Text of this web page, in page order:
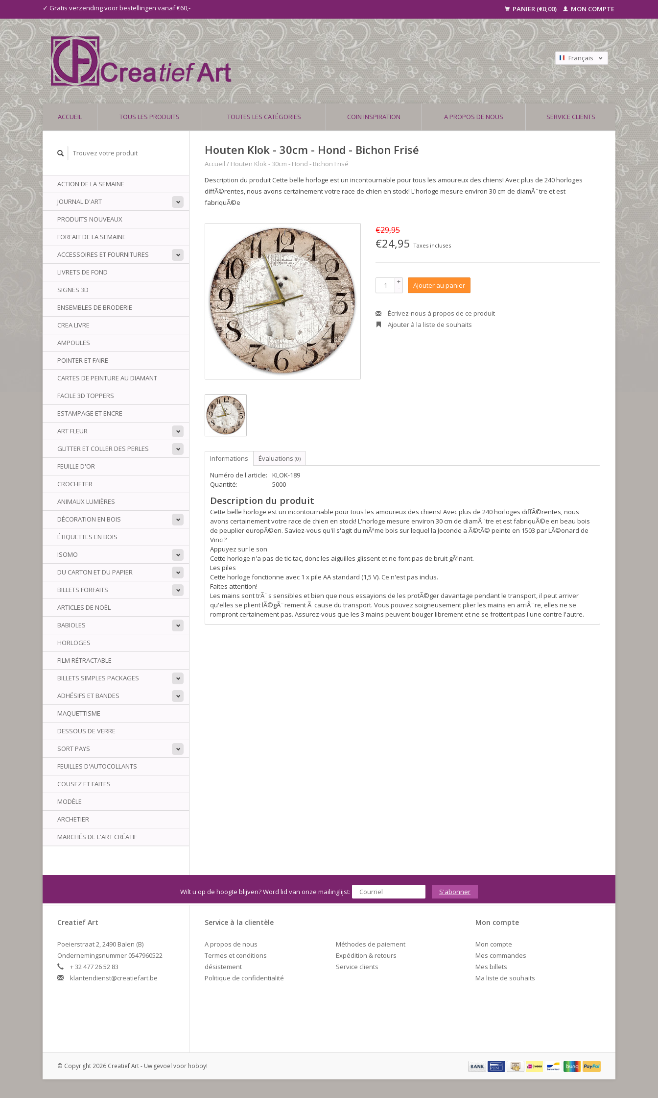
✓ Gratis verzending voor bestellingen vanaf €60,- PANIER (€0,00) MON COMPTE
Français
Nederlands
Deutsch
ACCUEIL TOUS LES PRODUITS TOUTES LES CATÉGORIES COIN INSPIRATION A PROPOS DE NOUS SERVICE CLIENTS
ACTION DE LA SEMAINE
JOURNAL D'ART
PRODUITS NOUVEAUX
FORFAIT DE LA SEMAINE
ACCESSOIRES ET FOURNITURES
LIVRETS DE FOND
SIGNES 3D
ENSEMBLES DE BRODERIE
CREA LIVRE
AMPOULES
POINTER ET FAIRE
CARTES DE PEINTURE AU DIAMANT
FACILE 3D TOPPERS
ESTAMPAGE ET ENCRE
ART FLEUR
GLITTER ET COLLER DES PERLES
FEUILLE D'OR
CROCHETER
ANIMAUX LUMIÈRES
DÉCORATION EN BOIS
ÉTIQUETTES EN BOIS
ISOMO
DU CARTON ET DU PAPIER
BILLETS FORFAITS
ARTICLES DE NOËL
BABIOLES
HORLOGES
FILM RÉTRACTABLE
BILLETS SIMPLES PACKAGES
ADHÉSIFS ET BANDES
MAQUETTISME
DESSOUS DE VERRE
SORT PAYS
FEUILLES D'AUTOCOLLANTS
COUSEZ ET FAITES
MODÈLE
ARCHETIER
MARCHÉS DE L'ART CRÉATIF
Houten Klok - 30cm - Hond - Bichon Frisé
Accueil / Houten Klok - 30cm - Hond - Bichon Frisé
Description du produit Cette belle horloge est un incontournable pour tous les amoureux des chiens! Avec plus de 240 horloges
diffÃ©rentes, nous avons certainement votre race de chien en stock! L'horloge mesure environ 30 cm de diamÃ¨tre et est
fabriquÃ©e
€29,95
€24,95Taxes incluses
+
- Ajouter au panier
Écrivez-nous à propos de ce produit
Ajouter à la liste de souhaits
Informations Évaluations (0)
Numéro de l'article:
KLOK-189
Quantité:
5000
Description du produit
Cette belle horloge est un incontournable pour tous les amoureux des chiens! Avec plus de 240 horloges diffÃ©rentes, nous
avons certainement votre race de chien en stock! L'horloge mesure environ 30 cm de diamÃ¨tre et est fabriquÃ©e en beau bois
de peuplier europÃ©en. Saviez-vous qu'il s'agit du mÃªme bois sur lequel la Joconde a Ã©tÃ© peinte en 1503 par LÃ©onard de
Vinci?
Appuyez sur le son
Cette horloge n'a pas de tic-tac, donc les aiguilles glissent et ne font pas de bruit gÃªnant.
Les piles
Cette horloge fonctionne avec 1 x pile AA standard (1,5 V). Ce n'est pas inclus.
Faites attention!
Les mains sont trÃ¨s sensibles et bien que nous essayions de les protÃ©ger davantage pendant le transport, il peut arriver
qu'elles se plient lÃ©gÃ¨rement Ã cause du transport. Vous pouvez soigneusement plier les mains en arriÃ¨re, elles ne se
rompront certainement pas. Assurez-vous que les 3 mains peuvent bouger librement et ne se frottent pas l'une contre l'autre.
Wilt u op de hoogte blijven? Word lid van onze mailinglijst: S'abonner
Creatief Art
Poeierstraat 2, 2490 Balen (B)
Ondernemingsnummer 0547960522
+ 32 477 26 52 83
klantendienst@creatiefart.be
Service à la clientèle
A propos de nous
Termes et conditions
désistement
Politique de confidentialité
Méthodes de paiement
Expédition & retours
Service clients
Mon compte
Mon compte
Mes commandes
Mes billets
Ma liste de souhaits
© Copyright 2026 Creatief Art - Uw gevoel voor hobby!